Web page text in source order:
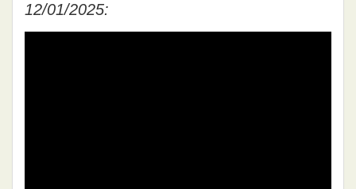
12/01/2025: